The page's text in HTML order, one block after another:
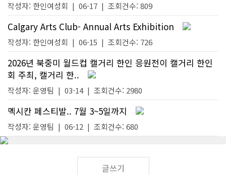
작성자: 한인여성회 | 06-17 | 조회건수: 809
Calgary Arts Club- Annual Arts Exhibition
작성자: 한인여성회 | 06-15 | 조회건수: 726
2026년 북중미 월드컵 캘거리 한인 응원전이 캘거리 한인
회 주최, 캘거리 한..
작성자: 운영팀 | 03-14 | 조회건수: 2980
멕시칸 페스티발.. 7월 3~5일까지
작성자: 운영팀 | 06-12 | 조회건수: 680
글쓰기